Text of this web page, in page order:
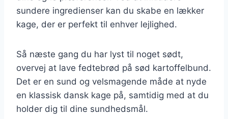
sundere ingredienser kan du skabe en lækker
kage, der er perfekt til enhver lejlighed.
Så næste gang du har lyst til noget sødt,
overvej at lave fedtebrød på sød kartoffelbund.
Det er en sund og velsmagende måde at nyde
en klassisk dansk kage på, samtidig med at du
holder dig til dine sundhedsmål.